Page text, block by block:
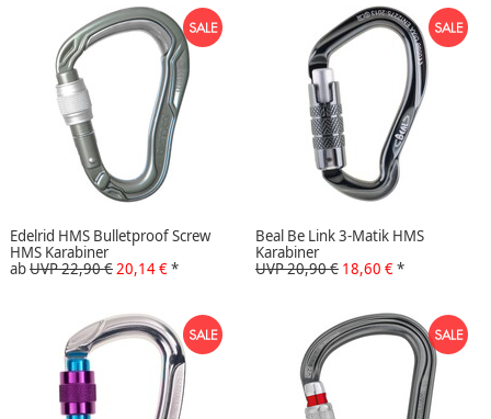
Edelrid HMS Bulletproof Screw
HMS Karabiner
abUVP 22,90 €20,14 €*
Beal Be Link 3-Matik HMS
Karabiner
UVP 20,90 € 18,60 €*